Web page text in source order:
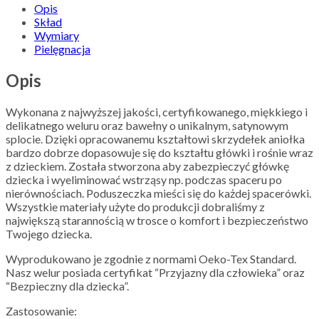
Opis
Skład
Wymiary
Pielęgnacja
Opis
Wykonana z najwyższej jakości, certyfikowanego, miękkiego i
delikatnego weluru oraz bawełny o unikalnym, satynowym
splocie. Dzięki opracowanemu kształtowi skrzydełek aniołka
bardzo dobrze dopasowuje się do kształtu główki i rośnie wraz
z dzieckiem. Została stworzona aby zabezpieczyć główkę
dziecka i wyeliminować wstrząsy np. podczas spaceru po
nierównościach. Poduszeczka mieści się do każdej spacerówki.
Wszystkie materiały użyte do produkcji dobraliśmy z
największą starannością w trosce o komfort i bezpieczeństwo
Twojego dziecka.
Wyprodukowano je zgodnie z normami Oeko-Tex Standard.
Nasz welur posiada certyfikat “Przyjazny dla człowieka” oraz
“Bezpieczny dla dziecka”.
Zastosowanie: